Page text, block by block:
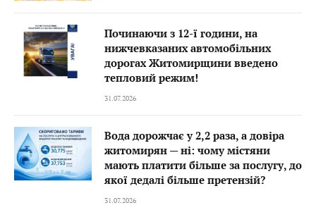
Починаючи з 12-ї години, на
нижчевказаних автомобільних
дорогах Житомирщини введено
тепловий режим!
31.07.2026
Вода дорожчає у 2,2 раза, а довіра
житомирян — ні: чому містяни
мають платити більше за послугу, до
якої дедалі більше претензій?
31.07.2026